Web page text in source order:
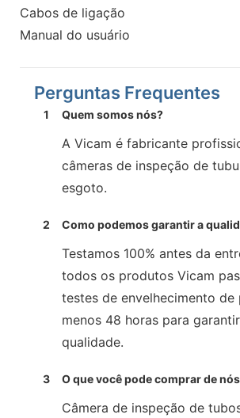
Cabos de ligação
Manual do usuário
Perguntas Frequentes
1 Quem somos nós?
A Vicam é fabricante
câmeras de inspeção de
esgoto.
2 Como podemos garantir a
Testamos 100% antes da
todos os produtos Vicam
testes de envelhecimento de
menos 48 horas para
qualidade.
3 O que você pode comprar de
Câmera de inspeção de